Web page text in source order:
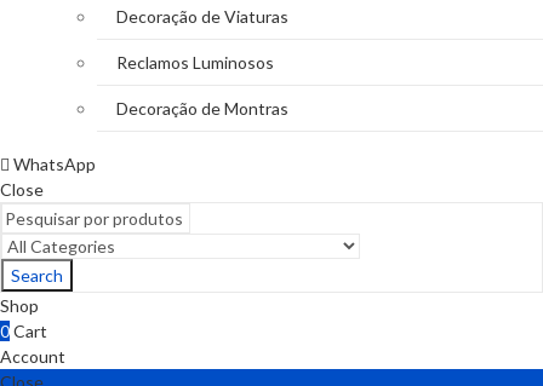
Decoração de Viaturas
Reclamos Luminosos
Decoração de Montras
WhatsApp
Close
Search
Shop
0Cart
Account
Close